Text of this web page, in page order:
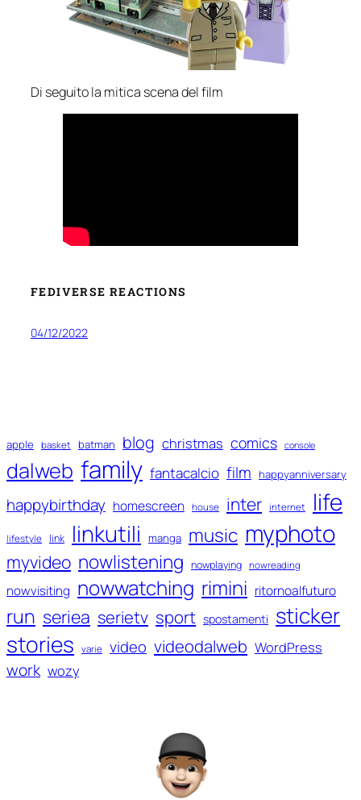
Di seguito la mitica scena del film
FEDIVERSE REACTIONS
04/12/2022
apple basket batman blog christmas comics console
dalweb family fantacalcio film happyanniversary
happybirthday homescreen house inter internet life
lifestyle link linkutili manga music myphoto
myvideo nowlistening nowplaying nowreading
nowvisiting nowwatching rimini ritornoalfuturo
run seriea serietv sport spostamenti sticker
stories
varie video videodalweb WordPress
work wozy